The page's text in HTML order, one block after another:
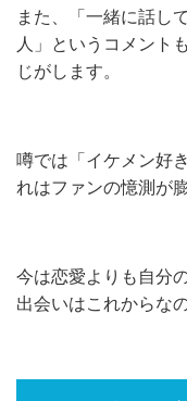
また、「一緒に話し
人」というコメント
じがします。
噂では「イケメン好
れはファンの憶測が
今は恋愛よりも自分
出会いはこれからな